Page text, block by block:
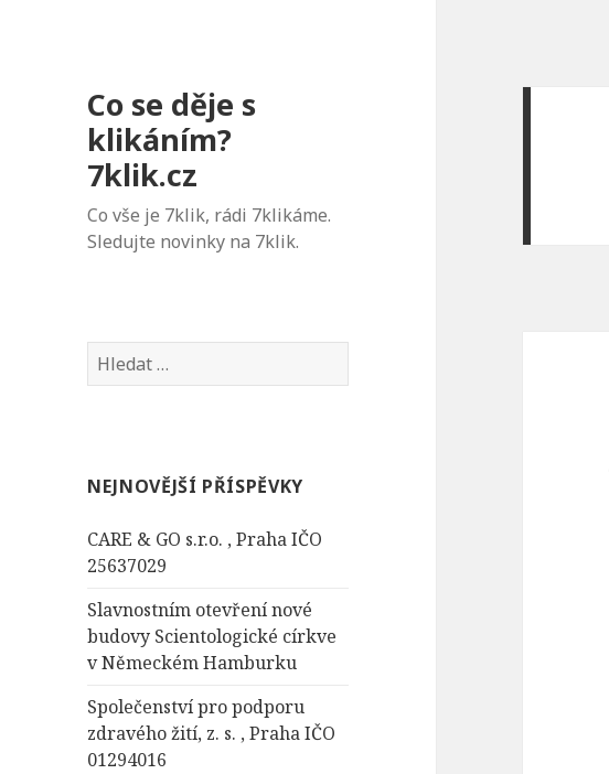
Co se děje s
klikáním?
7klik.cz
Co vše je 7klik, rádi 7klikáme.
Sledujte novinky na 7klik.
V
y
d
v
á
í
NEJNOVĚJŠÍ PŘÍSPĚVKY
CARE & GO s.r.o. , Praha IČO
25637029
Slavnostním otevření nové
budovy Scientologické církve
v Německém Hamburku
Společenství pro podporu
zdravého žití, z. s. , Praha IČO
01294016